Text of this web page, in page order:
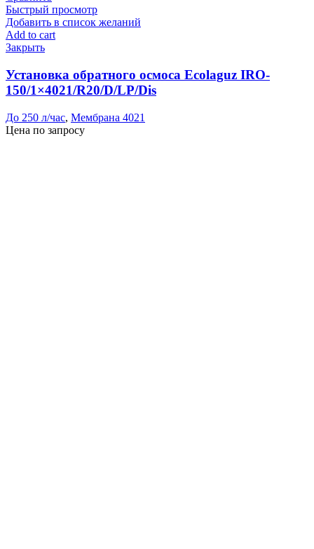
Быстрый просмотр
Добавить в список желаний
Add to cart
Закрыть
Установка обратного осмоса Ecolaguz IRO-
150/1×4021/R20/D/LP/Dis
До 250 л/час, Мембрана 4021
Цена по запросу